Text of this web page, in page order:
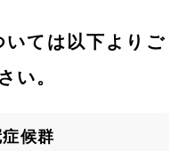
いては以下よりご
い。
候群